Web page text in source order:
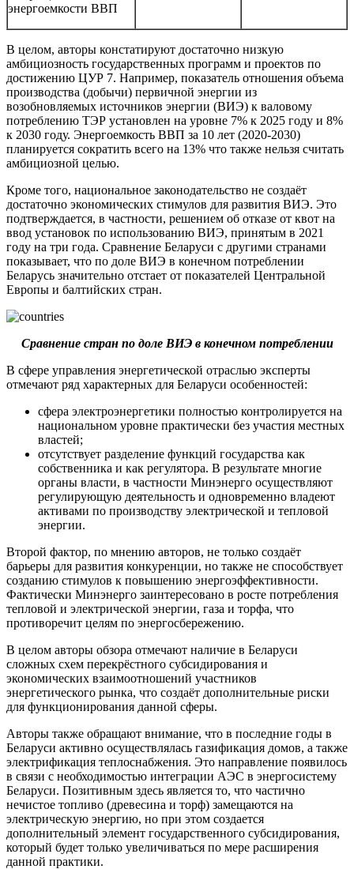
энергоемкости ВВП
В целом, авторы констатируют достаточно низкую
амбициозность государственных программ и проектов по
достижению ЦУР 7. Например, показатель отношения объема
производства (добычи) первичной энергии из
возобновляемых источников энергии (ВИЭ) к валовому
потреблению ТЭР установлен на уровне 7% к 2025 году и 8%
к 2030 году. Энергоемкость ВВП за 10 лет (2020-2030)
планируется сократить всего на 13% что также нельзя считать
амбициозной целью.
Кроме того, национальное законодательство не создаёт
достаточно экономических стимулов для развития ВИЭ. Это
подтверждается, в частности, решением об отказе от квот на
ввод установок по использованию ВИЭ, принятым в 2021
году на три года. Сравнение Беларуси с другими странами
показывает, что по доле ВИЭ в конечном потреблении
Беларусь значительно отстает от показателей Центральной
Европы и балтийских стран.
Сравнение стран по доле ВИЭ в конечном потреблении
В сфере управления энергетической отраслью эксперты
отмечают ряд характерных для Беларуси особенностей:
сфера электроэнергетики полностью контролируется на
национальном уровне практически без участия местных
властей;
отсутствует разделение функций государства как
собственника и как регулятора. В результате многие
органы власти, в частности Минэнерго осуществляют
регулирующую деятельность и одновременно владеют
активами по производству электрической и тепловой
энергии.
Второй фактор, по мнению авторов, не только создаёт
барьеры для развития конкуренции, но также не способствует
созданию стимулов к повышению энергоэффективности.
Фактически Минэнерго заинтересовано в росте потребления
тепловой и электрической энергии, газа и торфа, что
противоречит целям по энергосбережению.
В целом авторы обзора отмечают наличие в Беларуси
сложных схем перекрёстного субсидирования и
экономических взаимоотношений участников
энергетического рынка, что создаёт дополнительные риски
для функционирования данной сферы.
Авторы также обращают внимание, что в последние годы в
Беларуси активно осуществлялась газификация домов, а также
электрификация теплоснабжения. Это направление появилось
в связи с необходимостью интеграции АЭС в энергосистему
Беларуси. Позитивным здесь является то, что частично
нечистое топливо (древесина и торф) замещаются на
электрическую энергию, но при этом создается
дополнительный элемент государственного субсидирования,
который будет только увеличиваться по мере расширения
данной практики.